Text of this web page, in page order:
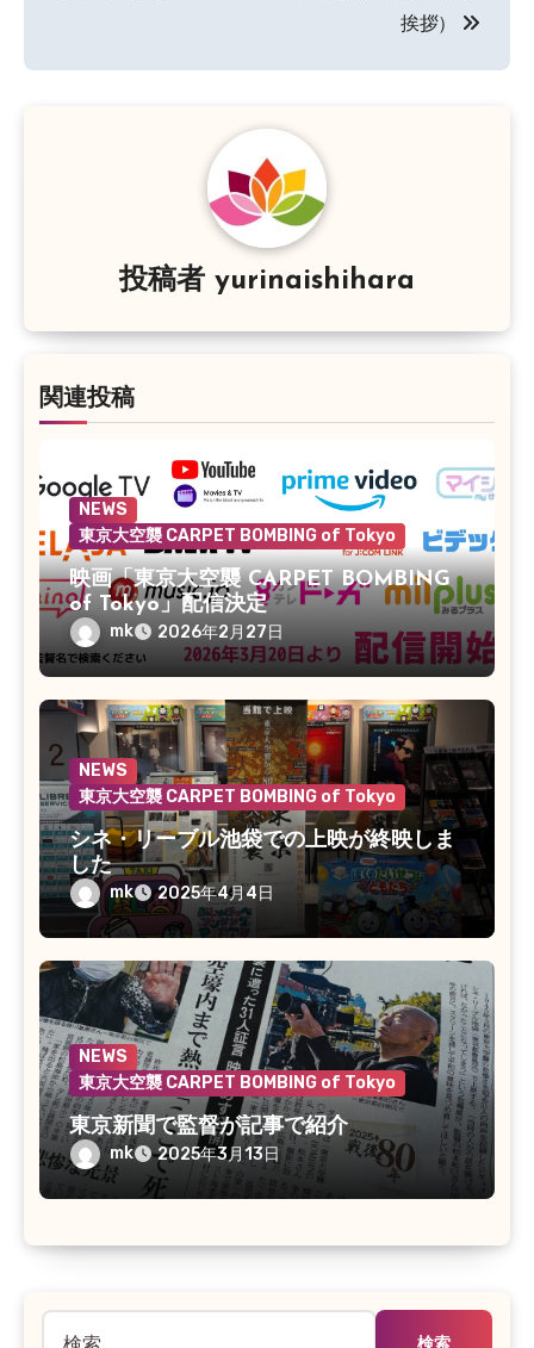
ビ
挨拶）
投稿者 yurinaishihara
関連投稿
NEWS
東京大空襲 CARPET BOMBING of Tokyo
映画「東京大空襲 CARPET BOMBING
of Tokyo」配信決定
mk 2026年2月27日
NEWS
東京大空襲 CARPET BOMBING of Tokyo
シネ・リーブル池袋での上映が終映しま
した
mk 2025年4月4日
NEWS
東京大空襲 CARPET BOMBING of Tokyo
東京新聞で監督が記事で紹介
mk 2025年3月13日